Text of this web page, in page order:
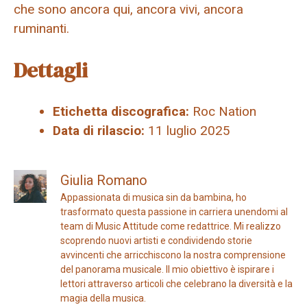
che sono ancora qui, ancora vivi, ancora
ruminanti.
Dettagli
Etichetta discografica: Roc Nation
Data di rilascio: 11 luglio 2025
Giulia Romano
Appassionata di musica sin da bambina, ho
trasformato questa passione in carriera unendomi al
team di Music Attitude come redattrice. Mi realizzo
scoprendo nuovi artisti e condividendo storie
avvincenti che arricchiscono la nostra comprensione
del panorama musicale. Il mio obiettivo è ispirare i
lettori attraverso articoli che celebrano la diversità e la
magia della musica.